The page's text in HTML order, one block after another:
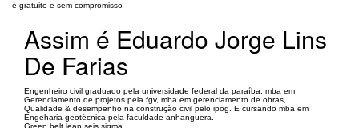
é gratuito e sem compromisso
Assim é Eduardo Jorge Lins
De Farias
Engenheiro civil graduado pela universidade federal da paraíba, mba em
Gerenciamento de projetos pela fgv, mba em gerenciamento de obras,
Qualidade & desempenho na construção civil pelo ipog. E cursando mba em
Engeharia geotécnica pela faculdade anhanguera.
Green belt lean seis sigma